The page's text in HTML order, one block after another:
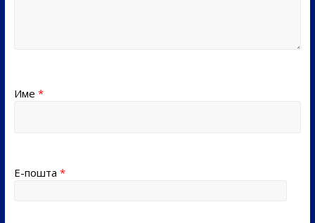
Име *
Е-пошта *